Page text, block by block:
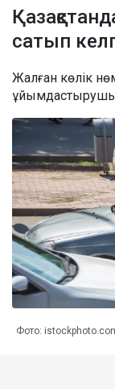
сатып
Жалған көлік
ұйымдастырушы
Фото: